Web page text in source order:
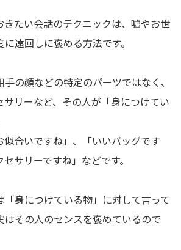
きたい会話のテクニックは、嘘やお世
遠回しに褒める方法です。
の顔などの特定のパーツではなく、
リーなど、その人が「身につけてい
似合いですね」、「いいバッグです
サリーですね」などです。
「身につけている物」に対して言って
はその人のセンスを褒めているので